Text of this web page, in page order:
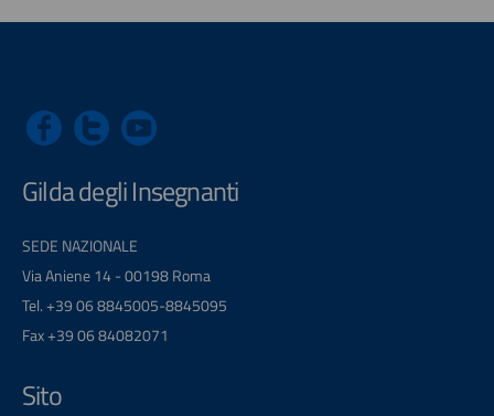
Gilda degli Insegnanti
SEDE NAZIONALE
Via Aniene 14 - 00198 Roma
Tel. +39 06 8845005-8845095
Fax +39 06 84082071
Sito